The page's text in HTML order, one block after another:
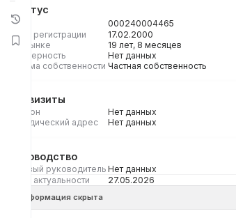
Статус
БИН
000240004465
Дата регистрации
17.02.2000
На рынке
19 лет, 8 месяцев
Размерность
Нет данных
Форма собственности Частная собственность
Реквизиты
Регион
Нет данных
Юридический адрес
Нет данных
Руководство
Первый руководитель Нет данных
Дата актуальности
27.05.2026
Информация скрыта